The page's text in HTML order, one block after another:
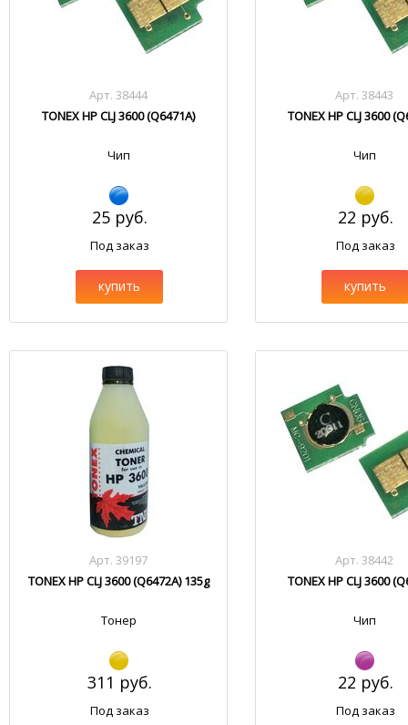
Арт. 38444
TONEX HP CLJ 3600 (Q6471A)
Чип
25 руб.
Под заказ
купить
Арт. 38443
TONEX HP CLJ 3600
Чип
22 руб.
Под заказ
купить
Арт. 39197
TONEX HP CLJ 3600 (Q6472A) 135g
Тонер
311 руб.
Под заказ
Арт. 38442
TONEX HP CLJ 3600
Чип
22 руб.
Под заказ